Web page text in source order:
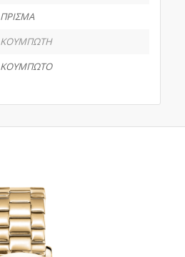
ΠΡΙΣΜΑ
ΚΟΥΜΠΩΤΗ
ΚΟΥΜΠΩΤΟ